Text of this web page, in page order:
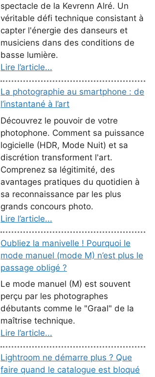
spectacle de la Kevrenn Alré. Un
véritable défi technique consistant à
capter l'énergie des danseurs et
musiciens dans des conditions de
basse lumière.
Lire l’article...
La photographie au smartphone : de
l’instantané à l’art
Découvrez le pouvoir de votre
photophone. Comment sa puissance
logicielle (HDR, Mode Nuit) et sa
discrétion transforment l'art.
Comprenez sa légitimité, des
avantages pratiques du quotidien à
sa reconnaissance par les plus
grands concours photo.
Lire l’article...
Oubliez la manivelle ! Pourquoi le
mode manuel (mode M) n’est plus le
passage obligé ?
Le mode manuel (M) est souvent
perçu par les photographes
débutants comme le "Graal" de la
maîtrise technique.
Lire l’article...
Lightroom ne démarre plus ? Que
faire quand le catalogue est bloqué